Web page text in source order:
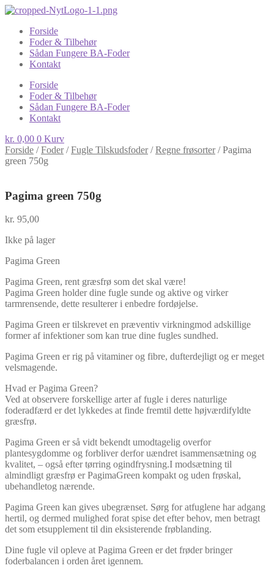
Forside
Foder & Tilbehør
Sådan Fungere BA-Foder
Kontakt
Forside
Foder & Tilbehør
Sådan Fungere BA-Foder
Kontakt
kr. 0,00 0 Kurv
Forside /Foder/Fugle Tilskudsfoder/Regne frøsorter/Pagima
green 750g
Pagima green 750g
kr. 95,00
Ikke på lager
Pagima Green
Pagima Green, rent græsfrø som det skal være!
Pagima Green holder dine fugle sunde og aktive og virker
tarmrensende, dette resulterer i enbedre fordøjelse.
Pagima Green er tilskrevet en præventiv virkningmod adskillige
former af infektioner som kan true dine fugles sundhed.
Pagima Green er rig på vitaminer og fibre, dufterdejligt og er meget
velsmagende.
Hvad er Pagima Green?
Ved at observere forskellige arter af fugle i deres naturlige
foderadfærd er det lykkedes at finde fremtil dette højværdifyldte
græsfrø.
Pagima Green er så vidt bekendt umodtagelig overfor
plantesygdomme og forbliver derfor uændret isammensætning og
kvalitet, – også efter tørring ogindfrysning.I modsætning til
almindligt græsfrø er PagimaGreen kompakt og uden frøskal,
ubehandletog nærende.
Pagima Green kan gives ubegrænset. Sørg for atfuglene har adgang
hertil, og dermed mulighed forat spise det efter behov, men betragt
det som etsupplement til din eksisterende frøblanding.
Dine fugle vil opleve at Pagima Green er det frøder bringer
foderbalancen i orden året igennem.